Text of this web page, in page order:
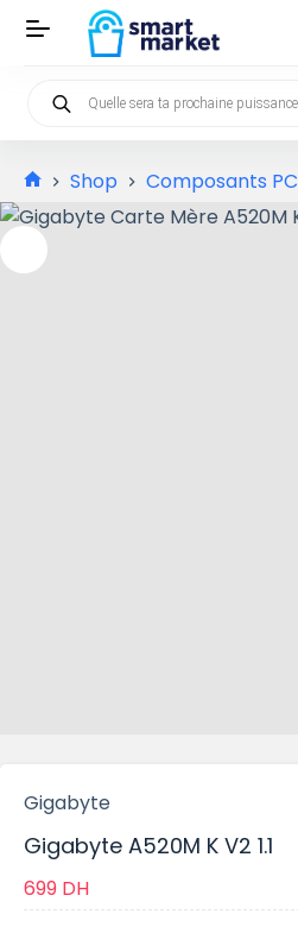
Shop Composants PC
Gigabyte
Gigabyte A520M K V2 1.1
699 DH